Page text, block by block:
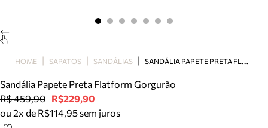
Bolsa
Tamanco
Tênis
Mule
HOME SAPATOS SANDÁLIAS S
ANDÁLIA PAPETE PRETA FLATFORM GORGURÃO
Sandália Papete Preta Flatform Gorgurão
R$ 459,90 R$229,90
ou 2x de R$114,95 sem juros